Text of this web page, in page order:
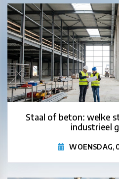
Staal of beton: welke
industrieel
WOENSDAG,